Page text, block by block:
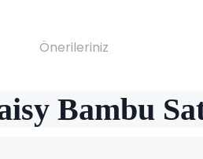
Önerileriniz
Bambu